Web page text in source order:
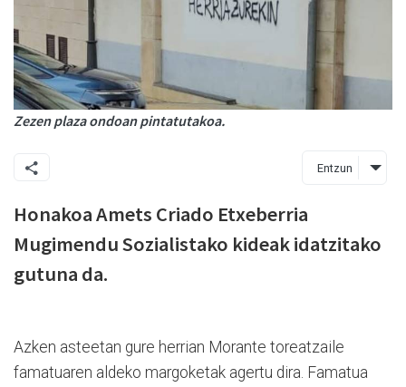
Zezen plaza ondoan pintatutakoa.
Entzun
Honakoa Amets Criado Etxeberria
Mugimendu Sozialistako kideak idatzitako
gutuna da.
Azken asteetan gure herrian Morante toreatzaile
famatuaren aldeko margoketak agertu dira. Famatua